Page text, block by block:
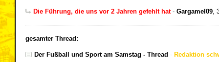
Die Führung, die uns vor 2 Jahren gefehlt hat- Gargamel09,
gesamter Thread:
Der Fußball und Sport am Samstag - Thread - Redaktion